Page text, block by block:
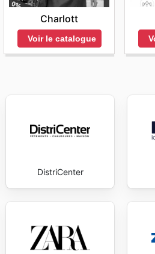
Charlott
Voir le catalogue
DistriCenter